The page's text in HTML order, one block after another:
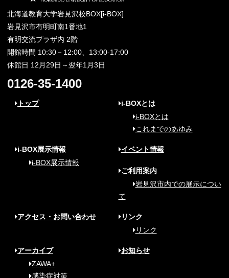
北海道教育大学岩見沢校BOX[i-BOX]
岩見沢市有明町南1番地1
有明交流プラザ内 2階
開館時間 10:30－12:00、13:00-17:00
休館日 12月29日～翌年1月3日
0126-35-1400
トップ
i-BOXとは
i-BOXとは
これまでのあゆみ
i-BOX展示情報
i-BOX展示情報
イベント情報
ご利用案内
岩見沢市内での展示につい
て
アクセス・お問い合わせ
リンク
リンク
アーカイブ
ZAWA+
感染症対策
お知らせ